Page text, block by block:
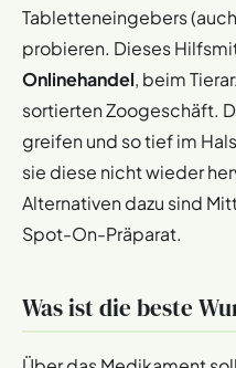
Tabletteneingebers
probieren. Dieses
Onlinehandel, beim
sortierten Zoogeschäft.
greifen und so tief im
sie diese nicht wieder
Alternativen dazu sind
Spot-On-Präparat.
Was ist die beste